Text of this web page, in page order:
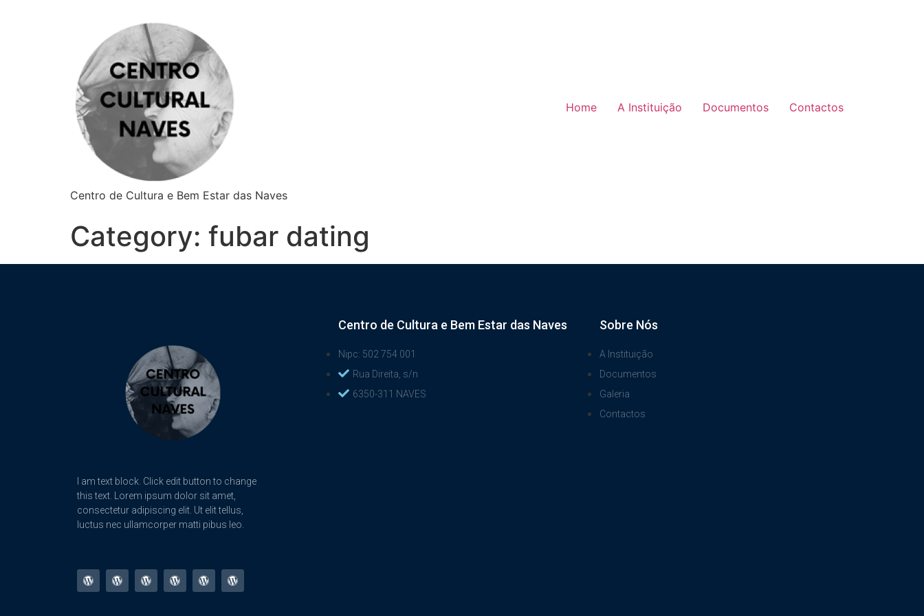
Centro de Cultura e Bem Estar das Naves
Home A Instituição Documentos Contactos
Category: fubar dating
I am text block. Click edit button to change
this text. Lorem ipsum dolor sit amet,
consectetur adipiscing elit. Ut elit tellus,
luctus nec ullamcorper matti pibus leo.
Centro de Cultura e Bem Estar das Naves
Nipc: 502 754 001
Rua Direita, s/n
6350-311 NAVES
Sobre Nós
A Instituição
Documentos
Galeria
Contactos